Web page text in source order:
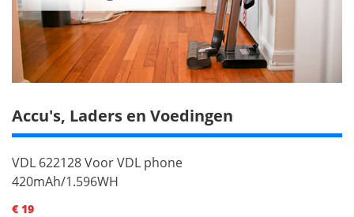
Accu's, Laders en Voedingen
VDL 622128 Voor VDL phone
420mAh/1.596WH
€ 19